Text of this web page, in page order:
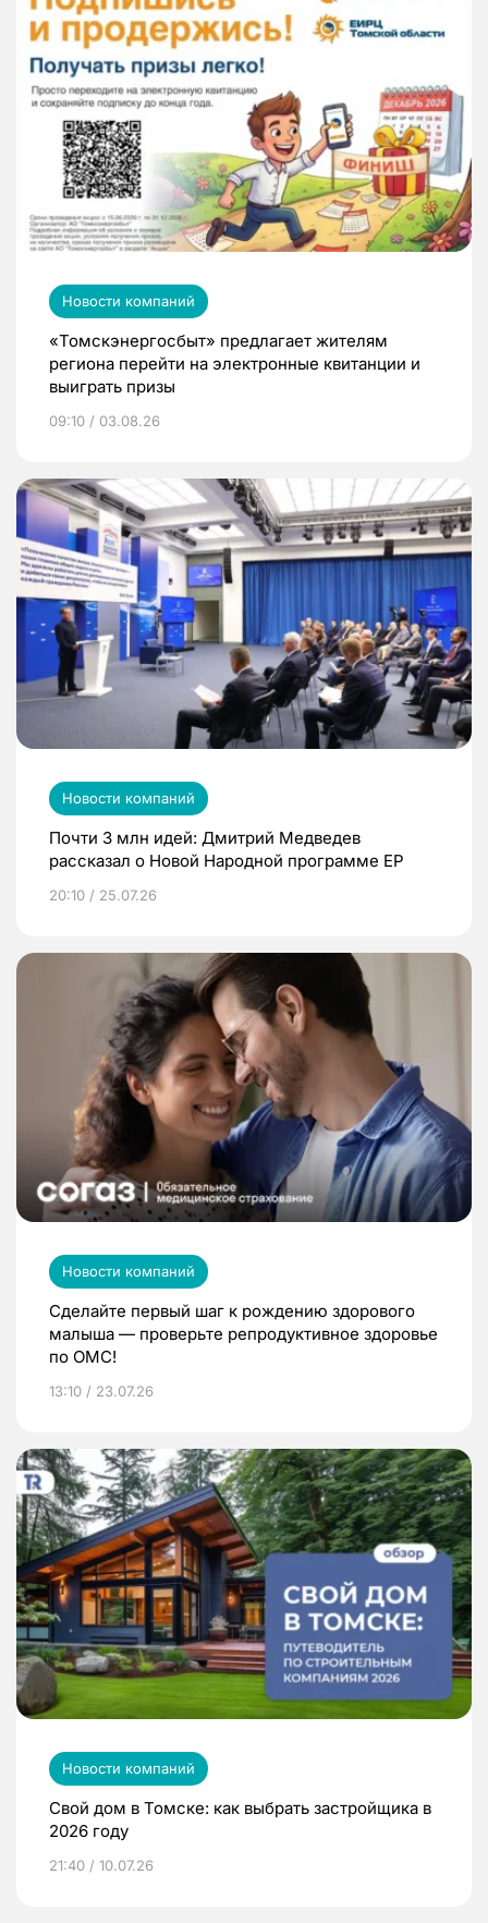
Новости компаний
«Томскэнергосбыт» предлагает жителям
региона перейти на электронные квитанции и
выиграть призы
09:10 / 03.08.26
Новости компаний
Почти 3 млн идей: Дмитрий Медведев
рассказал о Новой Народной программе ЕР
20:10 / 25.07.26
Новости компаний
Сделайте первый шаг к рождению здорового
малыша — проверьте репродуктивное здоровье
по ОМС!
13:10 / 23.07.26
Новости компаний
Свой дом в Томске: как выбрать застройщика в
2026 году
21:40 / 10.07.26